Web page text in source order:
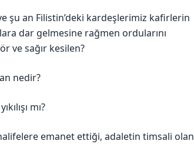
şu an Filistin’deki kardeşlerimiz kafirlerin
dar gelmesine rağmen ordularını
ve sağır kesilen?
nedir?
mı?
emanet ettiği, adaletin timsali olan